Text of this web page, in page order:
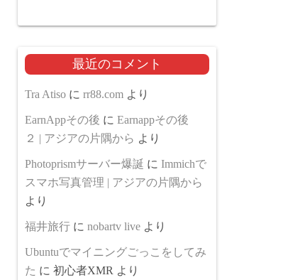
最近のコメント
Tra Atiso に rr88.com より
EarnAppその後 に Earnappその後
２ | アジアの片隅から より
Photoprismサーバー爆誕 に Immichで
スマホ写真管理 | アジアの片隅から
より
福井旅行 に nobartv live より
Ubuntuでマイニングごっこをしてみ
た に 初心者XMR より